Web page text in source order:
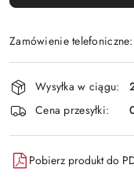
Zamówienie
Dostępność
i
dostawa
Wysyłka w ciągu:
Cena przesyłki:
Pobierz produkt do